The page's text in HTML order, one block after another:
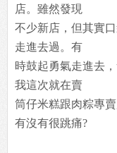
店。雖然發現
不少新店，但其實
走進去過。有
時鼓起勇氣走進去
我這次就在賣
筒仔米糕跟肉粽專
有沒有很跳痛?